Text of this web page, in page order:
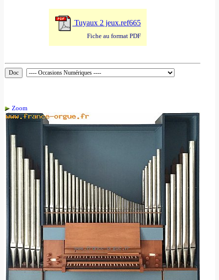
Tuyaux 2 jeux.ref665
Fiche au format PDF
Zoom